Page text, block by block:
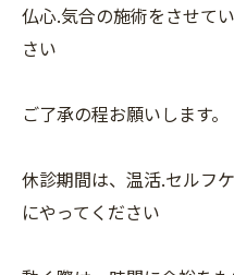
仏心.気合の施術をさせて
さい
ご了承の程お願いします。
休診期間は、温活.セルフ
にやってください